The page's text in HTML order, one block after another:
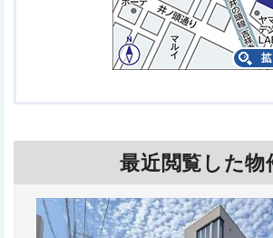
最近閲覧した物